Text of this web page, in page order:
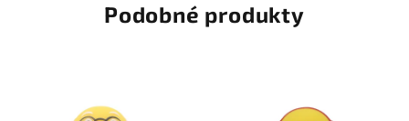
Podobné produkty